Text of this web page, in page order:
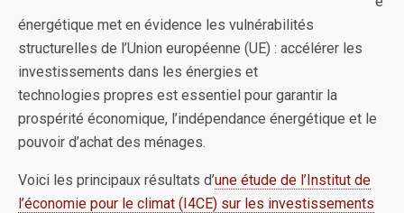
énergétique met en évidence les vulnérabilités
structurelles de l’Union européenne (UE) : accélérer les
investissements dans les énergies et
technologies propres est essentiel pour garantir la
prospérité économique, l’indépendance énergétique et le
pouvoir d’achat des ménages.
Voici les principaux résultats d’une étude de l’Institut de
l’économie pour le climat (I4CE) sur les investissements